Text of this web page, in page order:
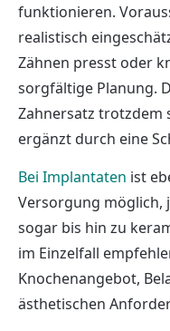
funktionieren.
realistisch
Zähnen presst oder
sorgfältige Planung.
Zahnersatz trotzdem
ergänzt durch eine
Bei Implantaten ist
Versorgung möglich,
sogar bis hin zu
im Einzelfall
Knochenangebot,
ästhetischen